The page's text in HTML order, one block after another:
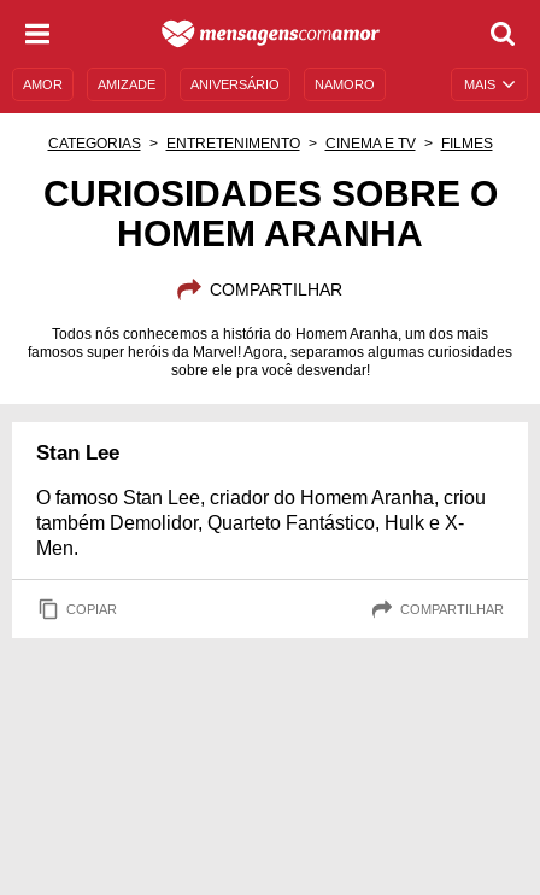
MAIS
AMOR AMIZADE ANIVERSÁRIO NAMORO
MENSAGENS E FRASES MENSAGENS DE ANIVERSÁRIO
CATEGORIAS ENTRETENIMENTO CINEMA E TV FILMES
CURIOSIDADES SOBRE O
HOMEM ARANHA
COMPARTILHAR
Todos nós conhecemos a história do Homem Aranha, um dos mais
famosos super heróis da Marvel! Agora, separamos algumas curiosidades
sobre ele pra você desvendar!
Stan Lee
O famoso Stan Lee, criador do Homem Aranha, criou
também Demolidor, Quarteto Fantástico, Hulk e X-
Men.
COPIAR COMPARTILHAR